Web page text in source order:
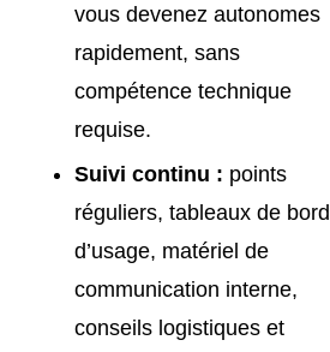
vous devenez autonomes
rapidement, sans
compétence technique
requise.
Suivi continu : points
réguliers, tableaux de bord
d’usage, matériel de
communication interne,
conseils logistiques et